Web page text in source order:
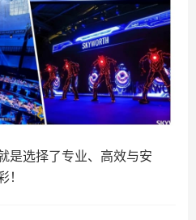
是选择了专业、高效与安
！